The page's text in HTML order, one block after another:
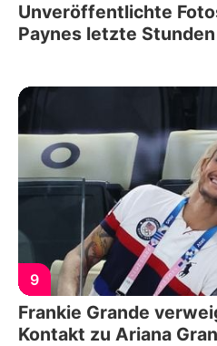
Unveröffentlichte
Paynes letzte Stunden
9
Frankie Grande
Kontakt zu Ariana